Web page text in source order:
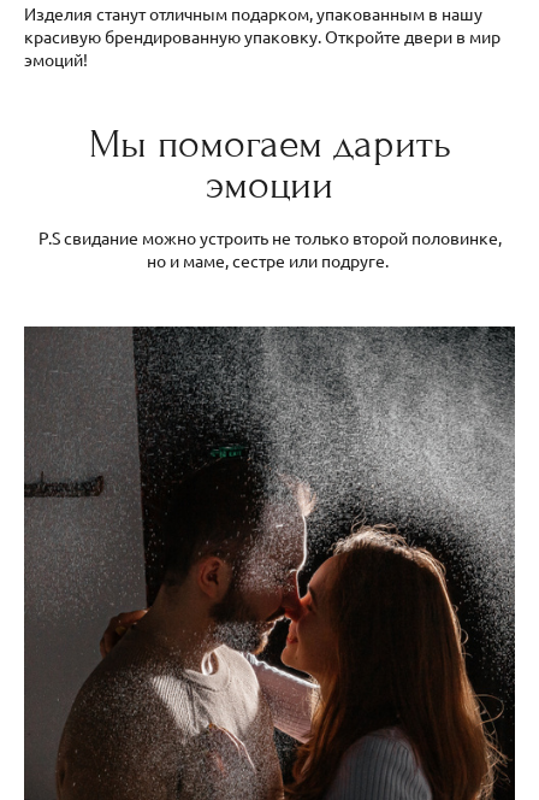
Изделия станут отличным подарком, упакованным в нашу
красивую брендированную упаковку. Откройте двери в мир
эмоций!
Мы помогаем дарить
эмоции
P.S свидание можно устроить не только второй половинке,
но и маме, сестре или подруге.